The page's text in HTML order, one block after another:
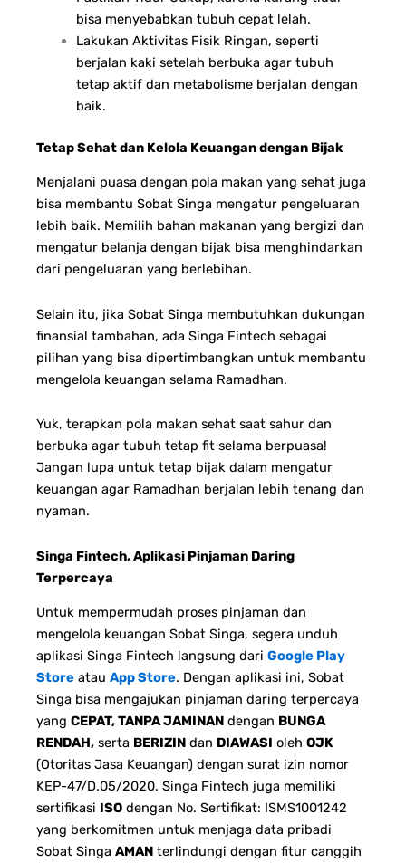
bisa menyebabkan tubuh cepat lelah.
Lakukan Aktivitas Fisik Ringan, seperti
berjalan kaki setelah berbuka agar tubuh
tetap aktif dan metabolisme berjalan dengan
baik.
Tetap Sehat dan Kelola Keuangan dengan Bijak
Menjalani puasa dengan pola makan yang sehat juga
bisa membantu Sobat Singa mengatur pengeluaran
lebih baik. Memilih bahan makanan yang bergizi dan
mengatur belanja dengan bijak bisa menghindarkan
dari pengeluaran yang berlebihan.
Selain itu, jika Sobat Singa membutuhkan dukungan
finansial tambahan, ada Singa Fintech sebagai
pilihan yang bisa dipertimbangkan untuk membantu
mengelola keuangan selama Ramadhan.
Yuk, terapkan pola makan sehat saat sahur dan
berbuka agar tubuh tetap fit selama berpuasa!
Jangan lupa untuk tetap bijak dalam mengatur
keuangan agar Ramadhan berjalan lebih tenang dan
nyaman.
Singa Fintech, Aplikasi Pinjaman Daring
Terpercaya
Untuk mempermudah proses pinjaman dan
mengelola keuangan Sobat Singa, segera unduh
aplikasi Singa Fintech langsung dari Google Play
Store atau App Store. Dengan aplikasi ini, Sobat
Singa bisa mengajukan pinjaman daring terpercaya
yang CEPAT, TANPA JAMINAN dengan BUNGA
RENDAH, serta BERIZIN dan DIAWASI oleh OJK
(Otoritas Jasa Keuangan) dengan surat izin nomor
KEP-47/D.05/2020. Singa Fintech juga memiliki
sertifikasi ISO dengan No. Sertifikat: ISMS1001242
yang berkomitmen untuk menjaga data pribadi
Sobat Singa AMAN terlindungi dengan fitur canggih